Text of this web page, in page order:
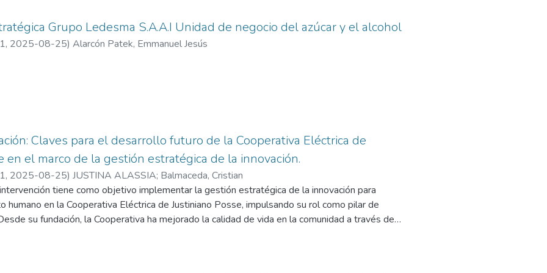
a los propietarios y administradores una herramienta eficiente para gestionar sus
la posibilidad de encontrar y reservar hospedajes de forma ágil. Además, permite realizar
en tiempo real, eliminando los tiempos de espera prolongados y mejorando
del usuario.
Grupo Ledesma S.A.A.I Unidad de negocio del azúcar y el alcohol
, 2025-08-25) Alarcón Patek, Emmanuel Jesús
Claves para el desarrollo futuro de la Cooperativa Eléctrica de
en el marco de la gestión estratégica de la innovación.
, 2025-08-25) JUSTINA ALASSIA; Balmaceda, Cristian
tiene como objetivo implementar la gestión estratégica de la innovación para
humano en la Cooperativa Eléctrica de Justiniano Posse, impulsando su rol como pilar de
su fundación, la Cooperativa ha mejorado la calidad de vida en la comunidad a través de
modelo cooperativo, su compromiso con la sostenibilidad y su
contexto de la gestión estratégica de la innovación y el talento humano.